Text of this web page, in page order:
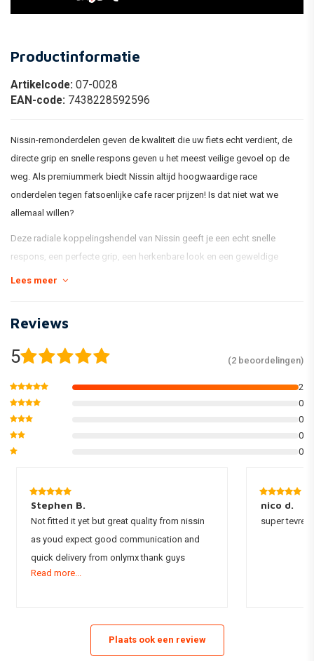
Productinformatie
Artikelcode: 07-0028
EAN-code: 7438228592596
Nissin-remonderdelen geven de kwaliteit die uw fiets echt verdient, de
directe grip en snelle respons geven u het meest veilige gevoel op de
weg. Als premiummerk biedt Nissin altijd hoogwaardige race
onderdelen tegen fatsoenlijke cafe racer prijzen! Is dat niet wat we
allemaal willen?
Deze radiale koppelingshendel van Nissin geeft je een echt snelle
respons, een perfecte grip, een herkenbare look en een geweldige
perfecte rijhouding.
- 19 mm radiaal koppeling systeem
- Verstelbare hendel naar 5 verschillende posities
- Gebruik Banjo-maat M10 x P1.25åÊ
Lees meer
Reviews
5 (2 beoordelingen)
2
0
0
0
0
Stephen B.
Not fitted it yet but great quality from nissin
as youd expect good communication and
quick delivery from onlymx thank guys
Read more...
nico d.
super
Plaats ook een review